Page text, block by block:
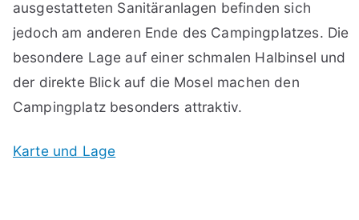
ausgestatteten Sanitäranlagen befinden sich
jedoch am anderen Ende des Campingplatzes. Die
besondere Lage auf einer schmalen Halbinsel und
der direkte Blick auf die Mosel machen den
Campingplatz besonders attraktiv.
Karte und Lage